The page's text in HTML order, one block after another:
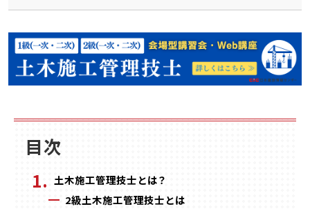
目次
土木施工管理技士とは？
2級土木施工管理技士とは